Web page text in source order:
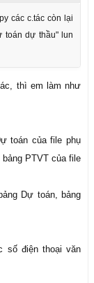
các c.tác còn lại
toán dự thầu" lun
thì em làm như
toán của file phụ
PTVT của file
Dự toán, bảng
số điện thoại văn